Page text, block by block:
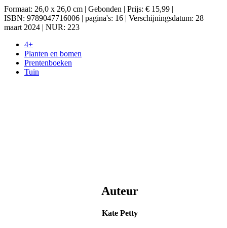
Formaat: 26,0 x 26,0 cm | Gebonden | Prijs: € 15,99 |
ISBN: 9789047716006 | pagina's: 16 | Verschijningsdatum: 28
maart 2024 | NUR: 223
4+
Planten en bomen
Prentenboeken
Tuin
Auteur
Kate Petty